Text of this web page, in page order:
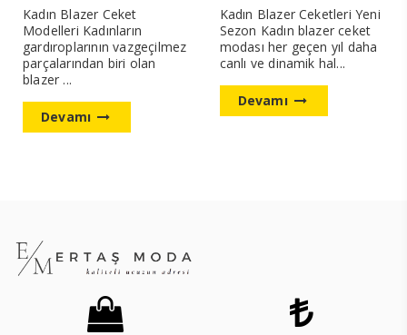
Kadın Blazer Ceket
Modelleri Kadınların
gardıroplarının vazgeçilmez
parçalarından biri olan
blazer ...
Devamı
Kadın Blazer Ceketleri Yeni
Sezon Kadın blazer ceket
modası her geçen yıl daha
canlı ve dinamik hal...
Devamı